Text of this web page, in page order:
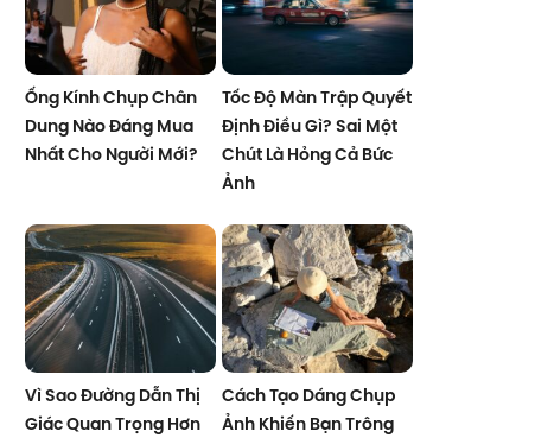
Ống Kính Chụp Chân
Dung Nào Đáng Mua
Nhất Cho Người Mới?
Tốc Độ Màn Trập Quyết
Định Điều Gì? Sai Một
Chút Là Hỏng Cả Bức
Ảnh
Vì Sao Đường Dẫn Thị
Giác Quan Trọng Hơn
Cách Tạo Dáng Chụp
Ảnh Khiến Bạn Trông